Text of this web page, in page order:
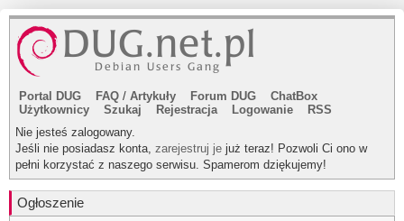
Portal DUG FAQ / Artykuły Forum DUG
ChatBox
Użytkownicy
Szukaj Rejestracja Logowanie
RSS
Nie jesteś zalogowany.
Jeśli nie posiadasz konta, zarejestruj je już teraz! Pozwoli Ci ono w
pełni korzystać z naszego serwisu. Spamerom dziękujemy!
Ogłoszenie